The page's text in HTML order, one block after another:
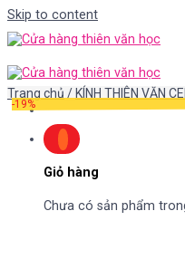
Skip to content
Giỏ hàng
Chưa có sản phẩm
Trang chủ / KÍNH THIÊN VĂN
-19%